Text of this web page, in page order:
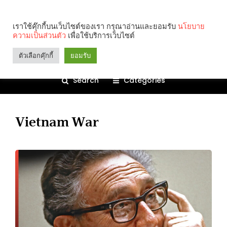
Search Categories
Vietnam War
เราใช้คุ๊กกี้บนเว็บไซต์ของเรา กรุณาอ่านและยอมรับ นโยบาย
ความเป็นส่วนตัว เพื่อใช้บริการเว็บไซต์
ตัวเลือกคุ๊กกี้ ยอมรับ